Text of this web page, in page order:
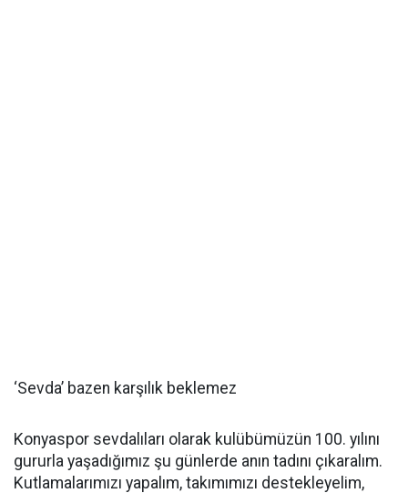
‘Sevda’ bazen karşılık beklemez
Konyaspor sevdalıları olarak kulübümüzün 100. yılını
gururla yaşadığımız şu günlerde anın tadını çıkaralım.
Kutlamalarımızı yapalım, takımımızı destekleyelim,